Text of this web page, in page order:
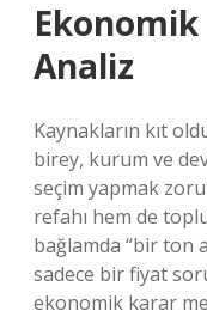
Analiz
Kaynakların kıt
birey, kurum ve
seçim yapmak
refahı hem de
bağlamda “bir ton
sadece bir fiyat
ekonomik karar